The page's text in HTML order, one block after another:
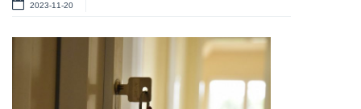
2023-11-20
Átadták a kerékpárutat